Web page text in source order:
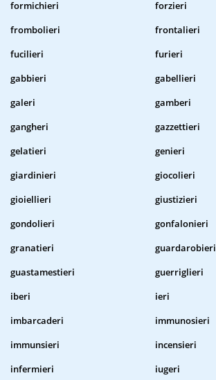
formichieri
forzieri
frombolieri
frontalieri
fucilieri
furieri
gabbieri
gabellieri
galeri
gamberi
gangheri
gazzettieri
gelatieri
genieri
giardinieri
giocolieri
gioiellieri
giustizieri
gondolieri
gonfalonieri
granatieri
guardarobieri
guastamestieri
guerriglieri
iberi
ieri
imbarcaderi
immunosieri
immunsieri
incensieri
infermieri
iugeri